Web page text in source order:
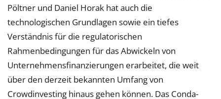
Pöltner und Daniel Horak hat auch die
technologischen Grundlagen sowie ein tiefes
Verständnis für die regulatorischen
Rahmenbedingungen für das Abwickeln von
Unternehmensfinanzierungen erarbeitet, die weit
über den derzeit bekannten Umfang von
Crowdinvesting hinaus gehen können. Das Conda-